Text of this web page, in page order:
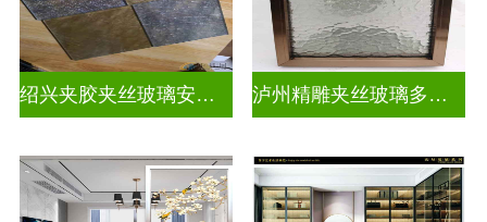
绍兴夹胶夹丝玻璃安装电话 泸州精雕夹丝玻璃多少钱